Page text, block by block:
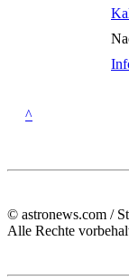
^
© astronews.com /
Alle Rechte